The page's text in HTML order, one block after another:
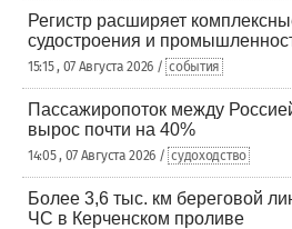
Регистр расширяет
судостроения и
15:15 , 07 Августа 2026 / события
Пассажиропоток между
вырос почти на 40%
14:05 , 07 Августа 2026 / судоходство
Более 3,6 тыс. км береговой
ЧС в Керченском проливе